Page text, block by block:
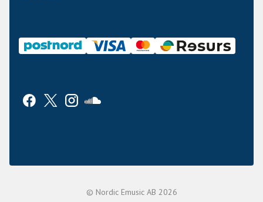
© Nordic Emusic AB 2026